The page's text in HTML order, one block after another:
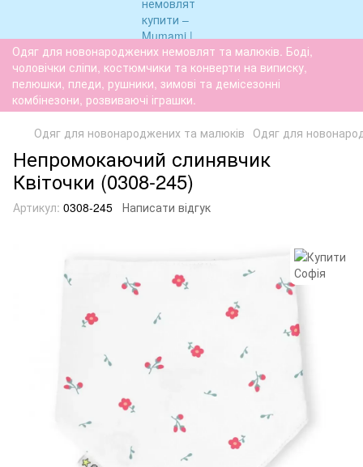
Одяг для новонароджених немовлят та малюків. Боді,
чоловічки сліпи, костюмчики та конверти на виписку,
пелюшки, пледи, рушники, зимові та демісезонні
комбінезони, розвиваючі іграшки.
Одяг для новонароджених та малюків Одяг для
Непромокаючий слинявчик
Квіточки (0308-245)
Артикул: 0308-245 Написати відгук